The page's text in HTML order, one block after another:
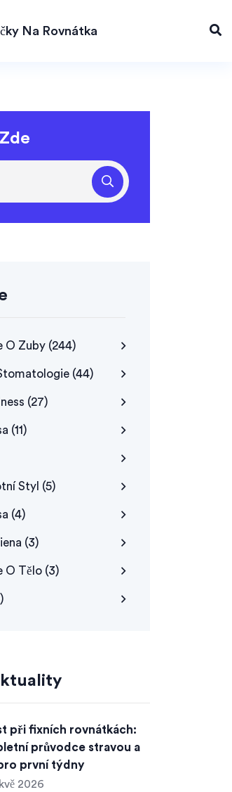
Na Rovnátka
O Zuby (244)
(44)
(27)
(11)
Styl (5)
(4)
(3)
O Tělo (3)
při fixních rovnátkách:
průvodce stravou a
první týdny
2026